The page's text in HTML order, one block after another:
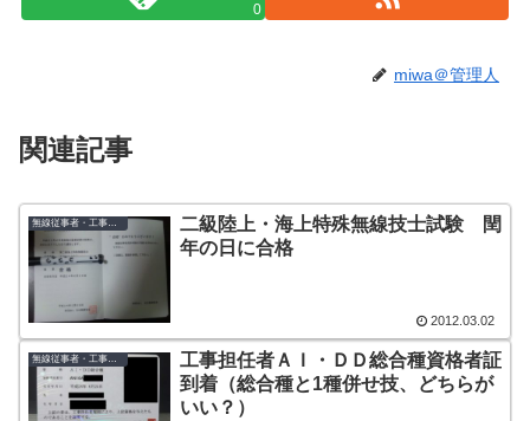
0
miwa＠管理人
関連記事
無線従事者・工事担任者
二級陸上・海上特殊無線技士試験 閏
年の日に合格
2012.03.02
無線従事者・工事担任者
工事担任者ＡＩ・ＤＤ総合種資格者証
到着（総合種と1種併せ技、どちらが
いい？）